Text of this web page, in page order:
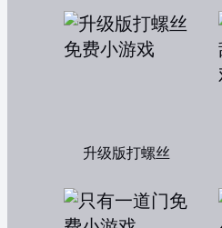
升级版打螺丝